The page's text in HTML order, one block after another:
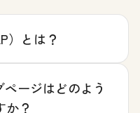
）とは？
ージはどのよう
か？